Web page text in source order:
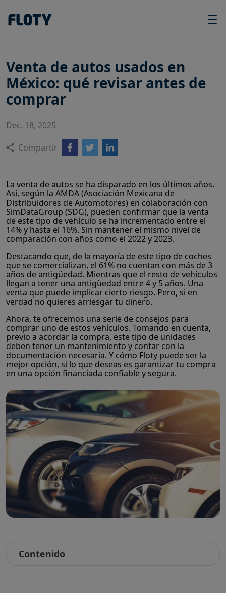
Venta de autos usados en
México: qué revisar antes de
comprar
Dec. 18, 2025
Compartir
La venta de autos se ha disparado en los últimos años.
Así, según la AMDA (Asociación Mexicana de
Distribuidores de Automotores) en colaboración con
SimDataGroup (SDG), pueden confirmar que la venta
de este tipo de vehículo se ha incrementado entre el
14% y hasta el 16%. Sin mantener el mismo nivel de
comparación con años como el 2022 y 2023.
Destacando que, de la mayoría de este tipo de coches
que se comercializan, el 61% no cuentan con más de 3
años de antigüedad. Mientras que el resto de vehículos
llegan a tener una antigüedad entre 4 y 5 años. Una
venta que puede implicar cierto riesgo. Pero, si en
verdad no quieres arriesgar tu dinero.
Ahora, te ofrecemos una serie de consejos para
comprar uno de estos vehículos. Tomando en cuenta,
previo a acordar la compra, este tipo de unidades
deben tener un mantenimiento y contar con la
documentación necesaria. Y cómo Floty puede ser la
mejor opción, si lo que deseas es garantizar tu compra
en una opción financiada confiable y segura.
Contenido